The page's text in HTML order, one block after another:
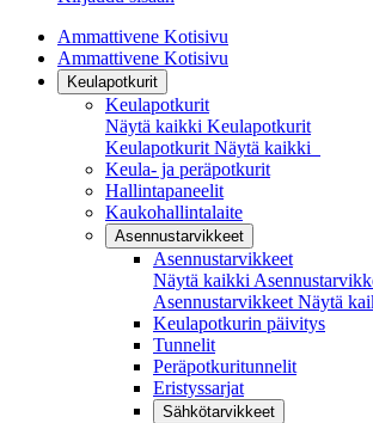
Ammattivene Kotisivu
Ammattivene Kotisivu
Keulapotkurit
Keulapotkurit
Näytä kaikki Keulapotkurit
Keulapotkurit Näytä kaikki
Keula- ja peräpotkurit
Hallintapaneelit
Kaukohallintalaite
Asennustarvikkeet
Asennustarvikkeet
Näytä kaikki
Asennustarvikkeet Näytä
Keulapotkurin päivitys
Tunnelit
Peräpotkuritunnelit
Eristyssarjat
Sähkötarvikkeet